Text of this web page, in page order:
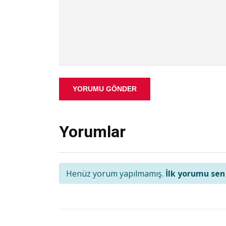
YORUMU GÖNDER
Yorumlar
Henüz yorum yapılmamış. İlk yorumu